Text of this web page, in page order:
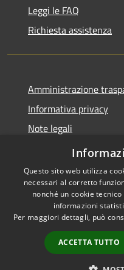
Leggi le FAQ
Richiesta assistenza
Amministrazione
Informativa privacy
Note legali
Dichiarazione di
Accessibilità
Questo sito web utilizza
necessari al corretto
nonché un cookie
informazioni
Per maggiori dettagli, può
ACCETTA TUTTO